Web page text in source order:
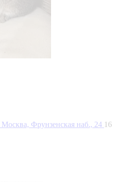
Москва, Фрунзенская наб., 24 16